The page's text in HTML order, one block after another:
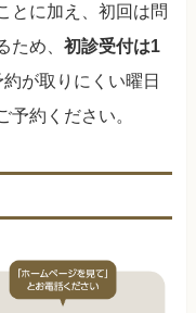
とに加え、初回は問
ため、初診受付は1
約が取りにくい曜日
約ください。